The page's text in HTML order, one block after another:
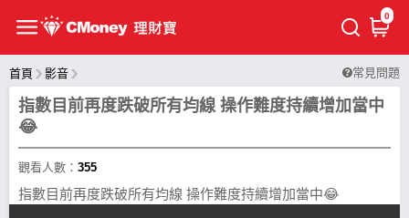
0
首頁 影音 常見問題
指數目前再度跌破所有均線 操作難度持續增加當中
😂
觀看人數： 355
指數目前再度跌破所有均線 操作難度持續增加當中😂